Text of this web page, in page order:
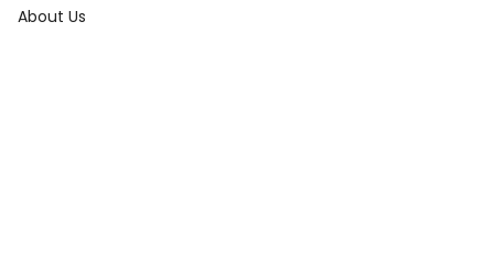
About Us